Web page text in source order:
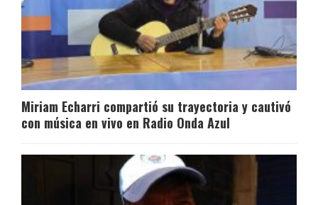
Miriam Echarri compartió su trayectoria y cautivó
con música en vivo en Radio Onda Azul